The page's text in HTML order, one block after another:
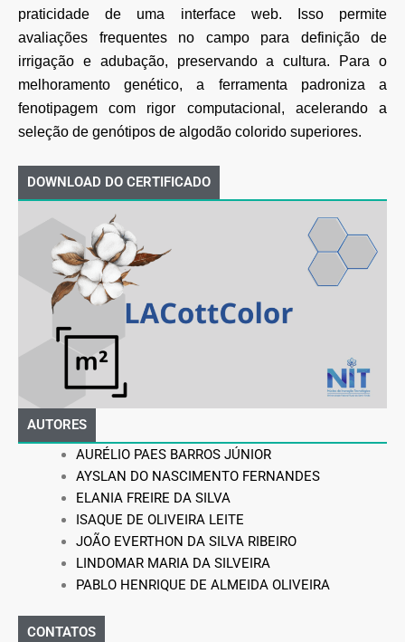
praticidade de uma interface web. Isso permite
avaliações
frequentes no campo para definição de
irrigação e adubação, preservando a cultura. Para o
melhoramento genético, a ferramenta padroniza a
fenotipagem com rigor computacional, acelerando
a
seleção de genótipos de algodão colorido superiores.
DOWNLOAD DO CERTIFICADO
AUTORES
AURÉLIO PAES BARROS JÚNIOR
AYSLAN DO NASCIMENTO FERNANDES
ELANIA FREIRE DA SILVA
ISAQUE DE OLIVEIRA LEITE
JOÃO EVERTHON DA SILVA RIBEIRO
LINDOMAR MARIA DA SILVEIRA
PABLO HENRIQUE DE ALMEIDA OLIVEIRA
CONTATOS